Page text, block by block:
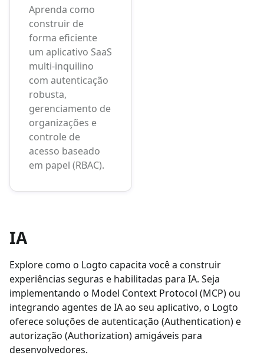
Aprenda como
construir de
forma eficiente
um aplicativo SaaS
multi-inquilino
com autenticação
robusta,
gerenciamento de
organizações e
controle de
acesso baseado
em papel (RBAC).
IA
Explore como o Logto capacita você a construir
experiências seguras e habilitadas para IA. Seja
implementando o Model Context Protocol (MCP) ou
integrando agentes de IA ao seu aplicativo, o Logto
oferece soluções de autenticação (Authentication) e
autorização (Authorization) amigáveis para
desenvolvedores.